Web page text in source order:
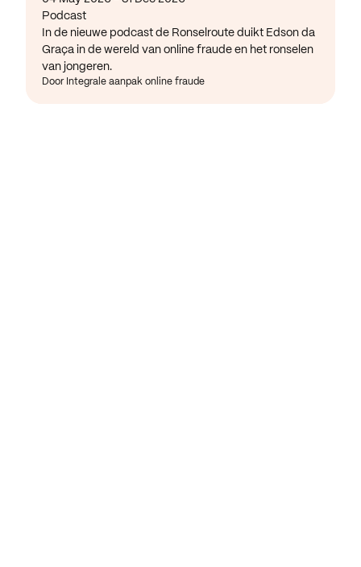
Podcast
In de nieuwe podcast de Ronselroute duikt Edson da
Graça in de wereld van online fraude en het ronselen
van jongeren.
Door Integrale aanpak online fraude